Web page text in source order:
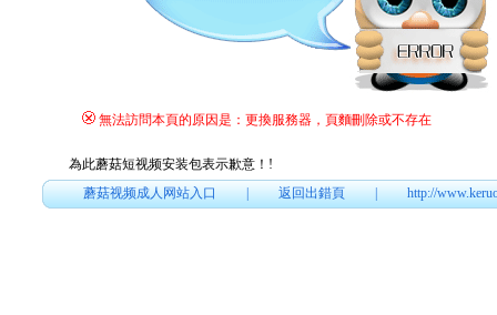
無法訪問本頁的原因是：更換服務器，頁麵刪除或不存在
為此蘑菇短视频安装包表示歉意！ !
蘑菇视频成人网站入口|返回出錯頁|http://